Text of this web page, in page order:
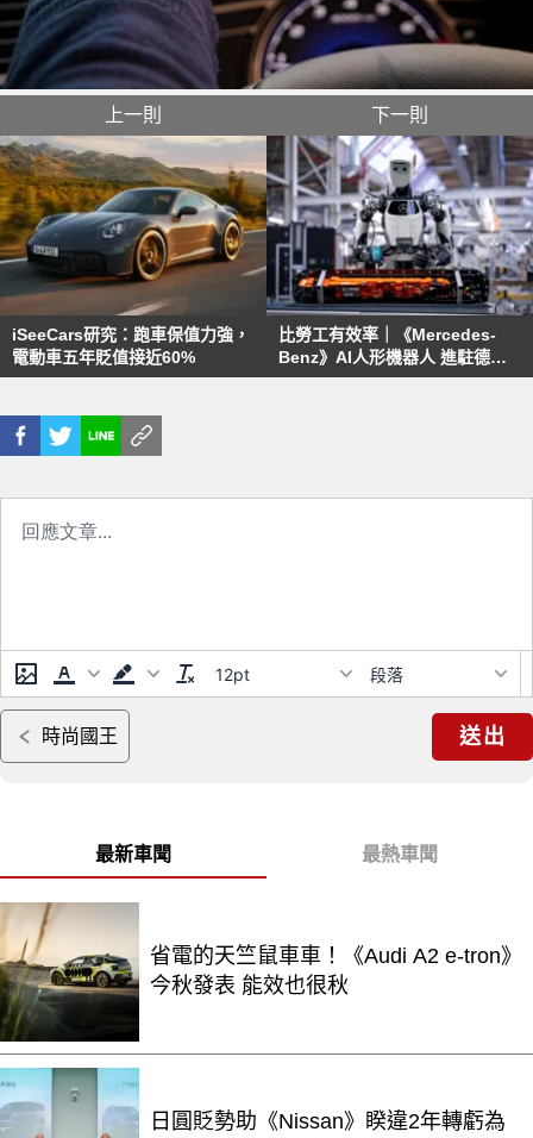
上一則
iSeeCars研究：跑車保值力強，
電動車五年貶值接近60%
下一則
比勞工有效率｜《Mercedes-
Benz》AI人形機器人 進駐德國
工廠測試
12pt 段落
時尚國王 送出
最新車聞 最熱車聞
省電的天竺鼠車車！《Audi A2 e-tron》
今秋發表 能效也很秋
日圓貶勢助《Nissan》睽違2年轉虧為